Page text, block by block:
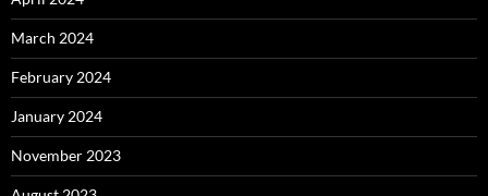
March 2024
February 2024
January 2024
November 2023